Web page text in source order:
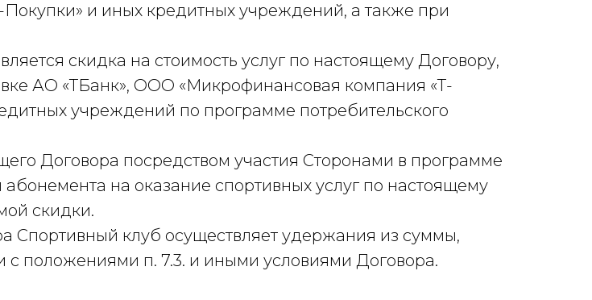
и иных кредитных учреждений, а также при
скидка на стоимость услуг по настоящему Договору,
АО «ТБанк», ООО «Микрофинансовая компания «Т-
учреждений по программе потребительского
Договора посредством участия Сторонами в программе
на оказание спортивных услуг по настоящему
скидки.
Спортивный клуб осуществляет удержания из суммы,
с положениями п. 7.3. и иными условиями Договора.